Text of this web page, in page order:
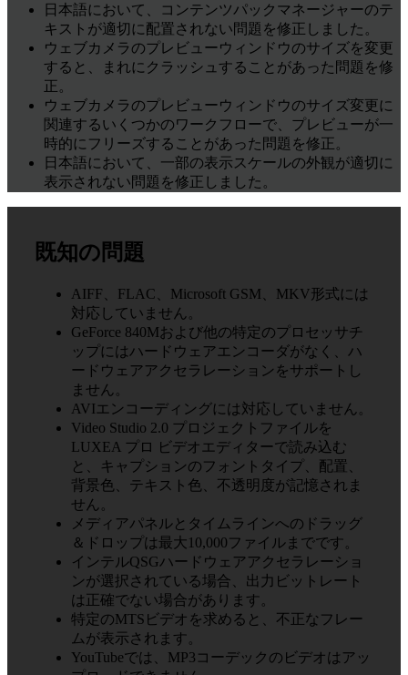
日本語において、コンテンツパックマネージャーのテ
キストが適切に配置されない問題を修正しました。
ウェブカメラのプレビューウィンドウのサイズを変更
すると、まれにクラッシュすることがあった問題を修
正。
ウェブカメラのプレビューウィンドウのサイズ変更に
関連するいくつかのワークフローで、プレビューが一
時的にフリーズすることがあった問題を修正。
日本語において、一部の表示スケールの外観が適切に
表示されない問題を修正しました。
既知の問題
AIFF、FLAC、Microsoft GSM、MKV形式には
対応していません。
GeForce 840Mおよび他の特定のプロセッサチ
ップにはハードウェアエンコーダがなく、ハ
ードウェアアクセラレーションをサポートし
ません。
AVIエンコーディングには対応していません。
Video Studio 2.0 プロジェクトファイルを
LUXEA プロ ビデオエディターで読み込む
と、キャプションのフォントタイプ、配置、
背景色、テキスト色、不透明度が記憶されま
せん。
メディアパネルとタイムラインへのドラッグ
＆ドロップは最大10,000ファイルまでです。
インテルQSGハードウェアアクセラレーショ
ンが選択されている場合、出力ビットレート
は正確でない場合があります。
特定のMTSビデオを求めると、不正なフレー
ムが表示されます。
YouTubeでは、MP3コーデックのビデオはアッ